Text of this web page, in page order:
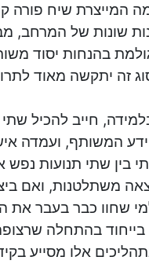
המייצרת שיח פורה
שונות של המרחב,
בהנחות יסוד
זה יתקשה מאוד
חייב להכיל שתי
המשותף, ועמדה
שתי תנועות נפש
משתלטנות, ואם
כבר בעבר את
בהתחלה
אלו מסייע